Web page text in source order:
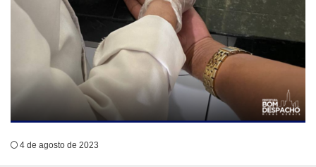
4 de agosto de 2023